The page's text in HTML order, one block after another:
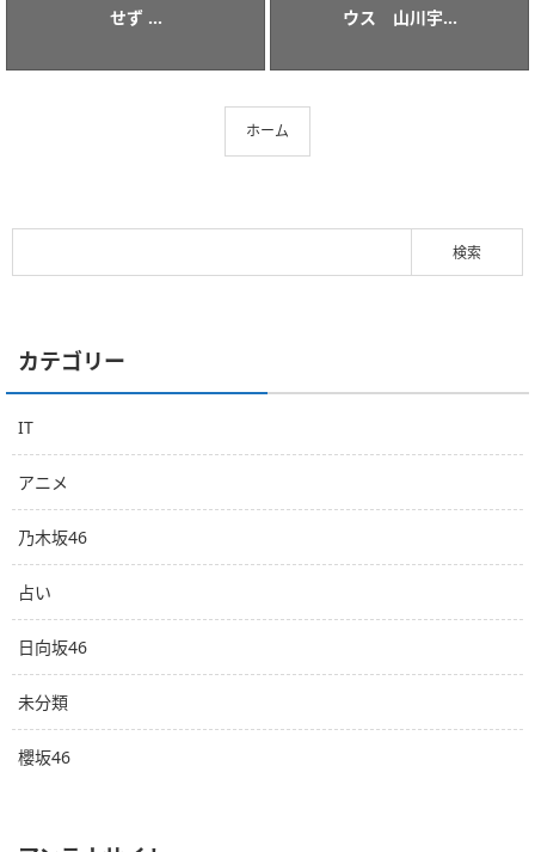
せず ...
ウス 山川宇...
ホーム
カテゴリー
IT
アニメ
乃木坂46
占い
日向坂46
未分類
櫻坂46